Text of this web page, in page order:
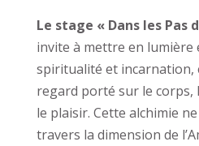
Le stage « Dans les Pas
invite à mettre en lumière
spiritualité et
regard porté sur le corps,
le plaisir. Cette alchimie
travers la dimension de